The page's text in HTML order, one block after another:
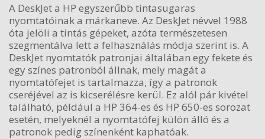
A DeskJet a HP egyszerűbb tintasugaras
nyomtatóinak a márkaneve. Az DeskJet névvel 1988
óta jelöli a tintás gépeket, azóta természetesen
szegmentálva lett a felhasználás módja szerint is. A
DeskJet nyomtatók patronjai általában egy fekete és
egy színes patronból állnak, mely magát a
nyomtatófejet is tartalmazza, így a patronok
cseréjével az is kicserélésre kerül. Ez alól pár kivétel
található, például a HP 364-es és HP 650-es sorozat
esetén, melyeknél a nyomtatófej külön álló és a
patronok pedig színenként kaphatóak.